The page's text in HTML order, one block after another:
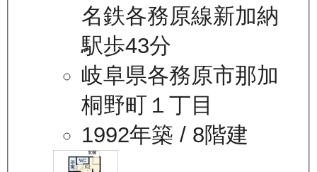
名鉄各務原線新加納
駅歩43分
岐阜県各務原市那加
桐野町１丁目
1992年築 / 8階建